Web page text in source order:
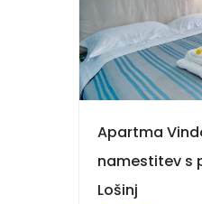
9
Apartma
namestitev s
Lošinj